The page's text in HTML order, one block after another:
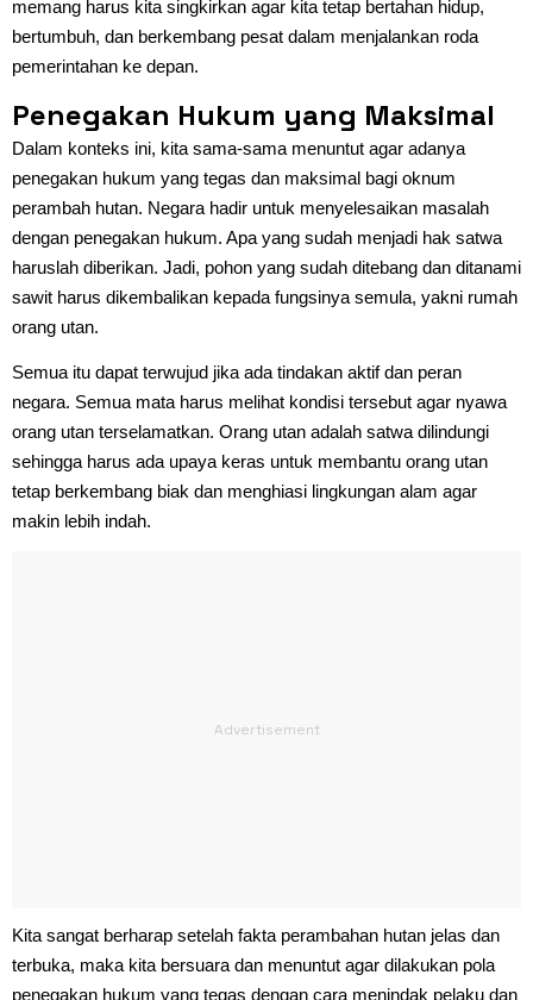
memang harus kita singkirkan agar kita tetap bertahan hidup,
bertumbuh, dan berkembang pesat dalam menjalankan roda
pemerintahan ke depan.
Penegakan Hukum yang Maksimal
Dalam konteks ini, kita sama-sama menuntut agar adanya
penegakan hukum yang tegas dan maksimal bagi oknum
perambah hutan. Negara hadir untuk menyelesaikan masalah
dengan penegakan hukum. Apa yang sudah menjadi hak satwa
haruslah diberikan. Jadi, pohon yang sudah ditebang dan ditanami
sawit harus dikembalikan kepada fungsinya semula, yakni rumah
orang utan.
Semua itu dapat terwujud jika ada tindakan aktif dan peran
negara. Semua mata harus melihat kondisi tersebut agar nyawa
orang utan terselamatkan. Orang utan adalah satwa dilindungi
sehingga harus ada upaya keras untuk membantu orang utan
tetap berkembang biak dan menghiasi lingkungan alam agar
makin lebih indah.
Kita sangat berharap setelah fakta perambahan hutan jelas dan
terbuka, maka kita bersuara dan menuntut agar dilakukan pola
penegakan hukum yang tegas dengan cara menindak pelaku dan